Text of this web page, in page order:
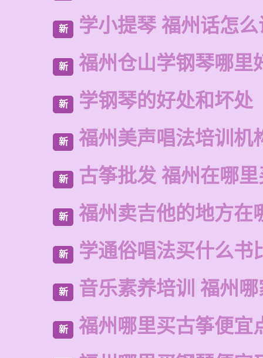
新 学小提琴 福州话怎
新 福州仓山学钢琴哪里
新 学钢琴的好处和坏处
新 福州美声唱法培训机
新 古筝批发 福州在哪
新 福州卖吉他的地方在
新 学通俗唱法买什么书
新 音乐素养培训 福州
新 福州哪里买古筝便宜